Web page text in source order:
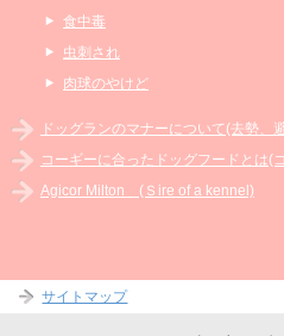
食中毒
虫刺され
肉球のやけど
ドッグランのマナーについて(去勢、
コーギーに合ったドッグフードとは(
Agicor Milton (Ｓire of a kennel)
サイトマップ